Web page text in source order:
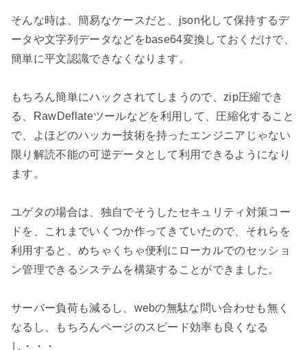
そんな時は、簡易なケースだと、json化して保持するデ
ータや文字列データなどをbase64変換しておくだけで、
簡単に平文認識できなくなります。
もちろん簡単にハックされてしまうので、zip圧縮でき
る、RawDeflateツールなどを利用して、圧縮化すること
で、よほどのハッカー技術を持ったエンジニアじゃない
限り解読不能の可逆データとして利用できるようになり
ます。
ユゲタの場合は、独自でそうしたセキュリティ対策コー
ドを、これまでいくつか作ってきていたので、それらを
利用すると、めちゃくちゃ便利にローカルでのセッショ
ン管理できるシステムを構築することができました。
サーバー負荷も減るし、webの無駄な問い合わせも無く
なるし、もちろんページのスピード効率も良くなる
し・・・